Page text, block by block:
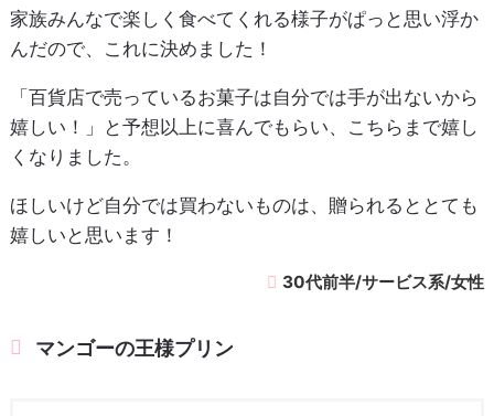
家族みんなで楽しく食べてくれる様子がぱっと思い浮か
んだので、これに決めました！
「百貨店で売っているお菓子は自分では手が出ないから
嬉しい！」と予想以上に喜んでもらい、こちらまで嬉し
くなりました。
ほしいけど自分では買わないものは、贈られるととても
嬉しいと思います！
30代前半/サービス系/女性
マンゴーの王様プリン